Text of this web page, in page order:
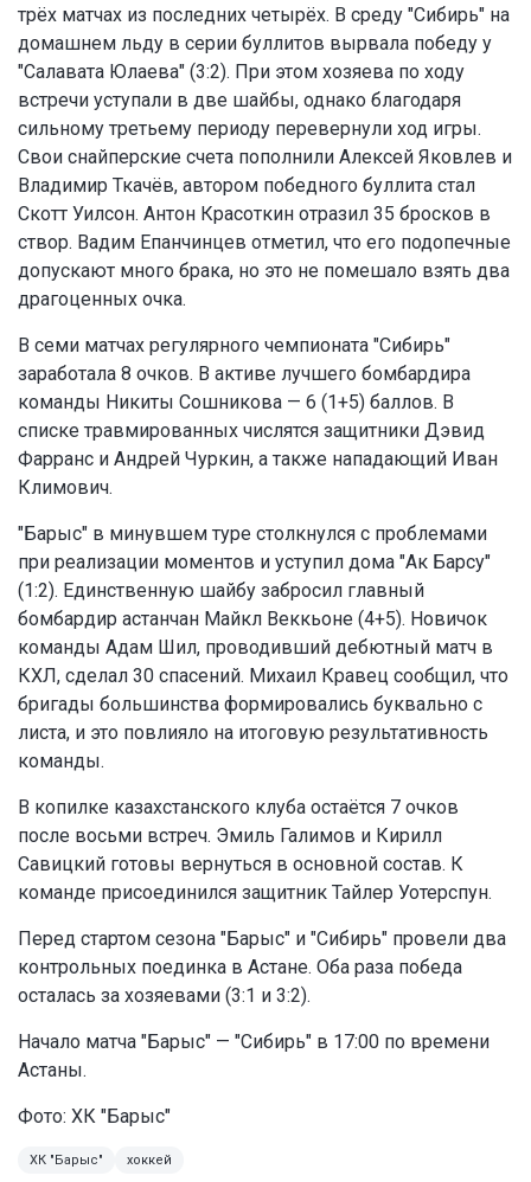
трёх матчах из последних четырёх. В среду "Сибирь" на
домашнем льду в серии буллитов вырвала победу у
"Салавата Юлаева" (3:2). При этом хозяева по ходу
встречи уступали в две шайбы, однако благодаря
сильному третьему периоду перевернули ход игры.
Свои снайперские счета пополнили Алексей Яковлев и
Владимир Ткачёв, автором победного буллита стал
Скотт Уилсон. Антон Красоткин отразил 35 бросков в
створ. Вадим Епанчинцев отметил, что его подопечные
допускают много брака, но это не помешало взять два
драгоценных очка.
В семи матчах регулярного чемпионата "Сибирь"
заработала 8 очков. В активе лучшего бомбардира
команды Никиты Сошникова — 6 (1+5) баллов. В
списке травмированных числятся защитники Дэвид
Фарранс и Андрей Чуркин, а также нападающий Иван
Климович.
"Барыс" в минувшем туре столкнулся с проблемами
при реализации моментов и уступил дома "Ак Барсу"
(1:2). Единственную шайбу забросил главный
бомбардир астанчан Майкл Веккьоне (4+5). Новичок
команды Адам Шил, проводивший дебютный матч в
КХЛ, сделал 30 спасений. Михаил Кравец сообщил, что
бригады большинства формировались буквально с
листа, и это повлияло на итоговую результативность
команды.
В копилке казахстанского клуба остаётся 7 очков
после восьми встреч. Эмиль Галимов и Кирилл
Савицкий готовы вернуться в основной состав. К
команде присоединился защитник Тайлер Уотерспун.
Перед стартом сезона "Барыс" и "Сибирь" провели два
контрольных поединка в Астане. Оба раза победа
осталась за хозяевами (3:1 и 3:2).
Начало матча "Барыс" — "Сибирь" в 17:00 по времени
Астаны.
Фото: ХК "Барыс"
ХК "Барыс" хоккей